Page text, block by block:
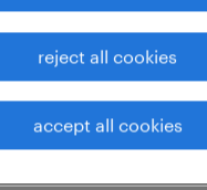
poste
de la DAF
à un
reject all cookies
accept all cookies